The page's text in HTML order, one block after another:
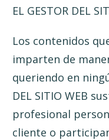
EL GESTOR DEL
Los contenidos
imparten de
queriendo en
DEL SITIO WEB
profesional
cliente o